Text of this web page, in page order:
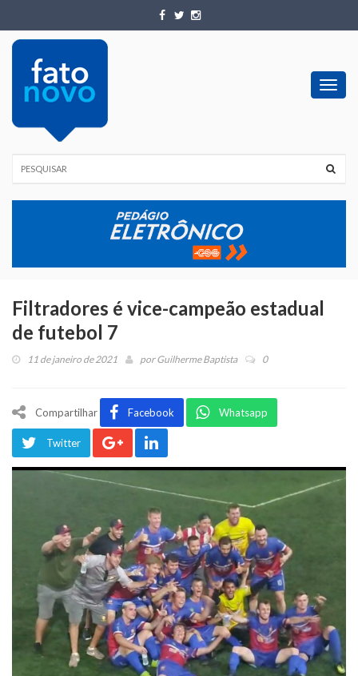
Filtradores é vice-campeão estadual
de futebol 7
11 de janeiro de 2021 porGuilherme Baptista 0
Compartilhar Facebook Whatsapp
Twitter